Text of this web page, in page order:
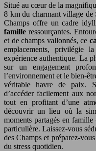
Situé au cœur de la
8 km du charmant village de
Champs offre un cadre
familleressourçantes.
et de champs vallonnés, ce
emplacements, privilégie
expérience authentique. La
sur un engagement
l’environnement et le bien-
véritable havre de paix.
d’accéder facilement aux
tout en profitant d’une
découvrir un lieu où la
moments partagés en
particulière. Laissez-vous
des Champs et préparez-
du stress quotidien.